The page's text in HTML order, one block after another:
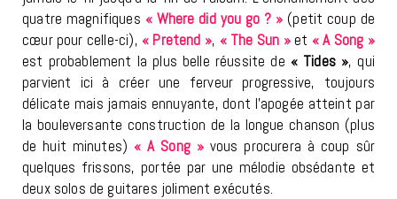
quatre magnifiques « Where did you go ? » (petit coup de
cœur pour celle-ci), « Pretend », « The Sun »et « A Song »
est probablement la plus belle réussite de « Tides », qui
parvient ici à créer une ferveur progressive, toujours
délicate mais jamais ennuyante, dont l’apogée atteint par
la bouleversante construction de la longue chanson (plus
de huit minutes)« A Song »vous procurera à coup sûr
quelques frissons, portée par une mélodie obsédante et
deux solos de guitares joliment exécutés.